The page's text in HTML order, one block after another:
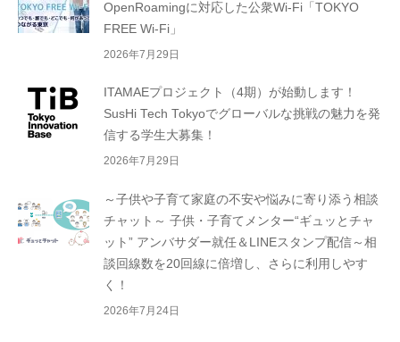
OpenRoamingに対応した公衆Wi-Fi「TOKYO
FREE Wi-Fi」
2026年7月29日
ITAMAEプロジェクト（4期）が始動します！
SusHi Tech Tokyoでグローバルな挑戦の魅力を発
信する学生大募集！
2026年7月29日
～子供や子育て家庭の不安や悩みに寄り添う相談
チャット～ 子供・子育てメンター“ギュッとチャ
ット” アンバサダー就任＆LINEスタンプ配信～相
談回線数を20回線に倍増し、さらに利用しやす
く！
2026年7月24日